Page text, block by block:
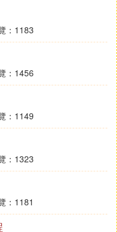
：1183
：1456
：1149
：1323
：1181